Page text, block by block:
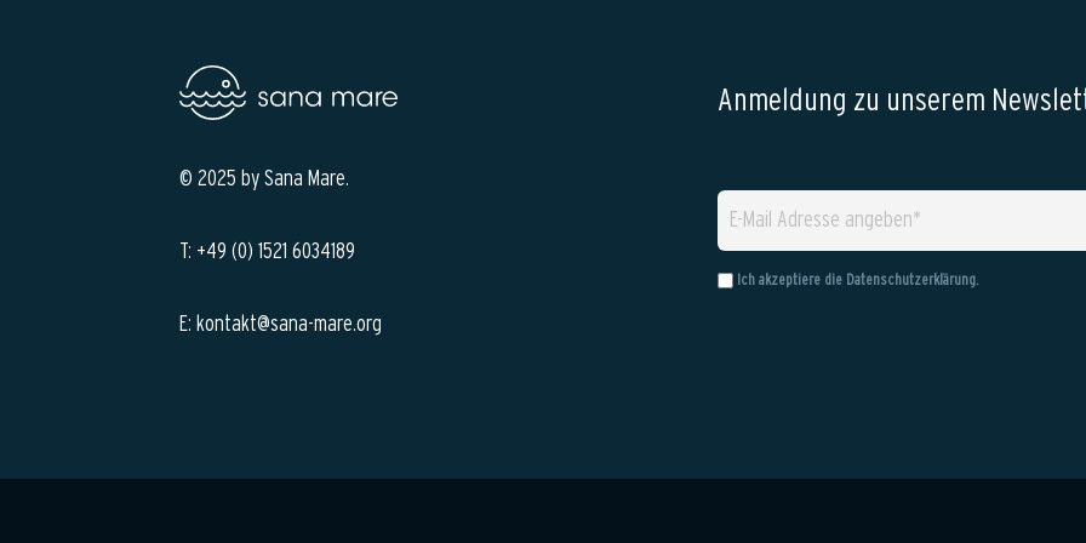
© 2025 by Sana Mare.
T: +49 (0) 1521 6034189
E: kontakt@sana-mare.org
Anmeldung zu unserem
Ich akzeptiere die Datenschutzerklärung.